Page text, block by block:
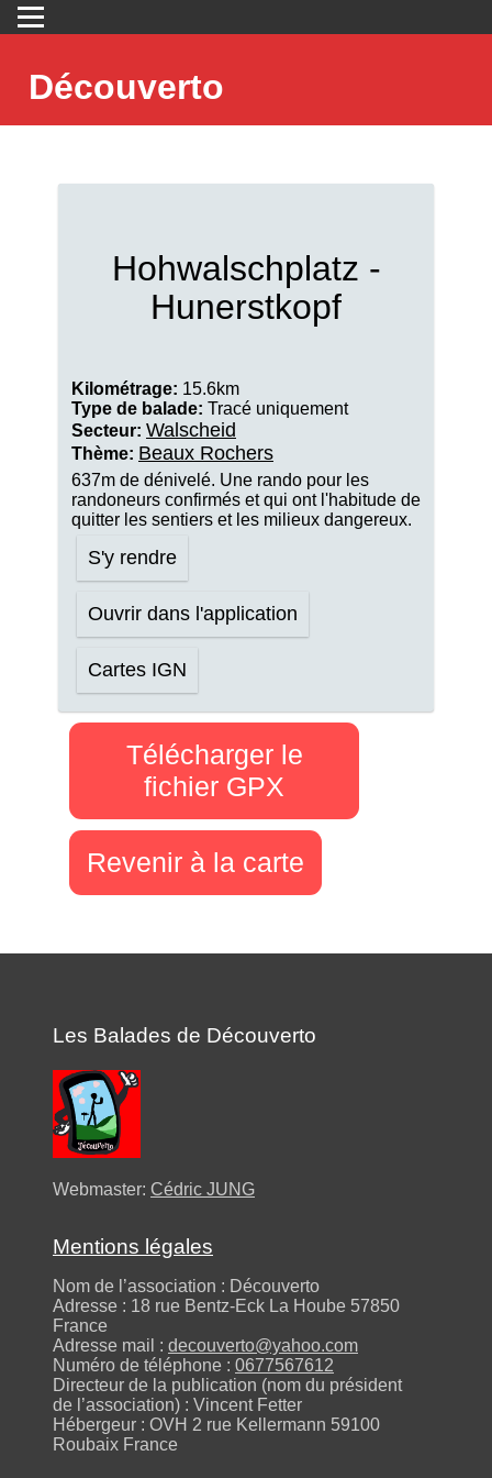
Découverto
Hohwalschplatz -
Hunerstkopf
Kilométrage: 15.6km
Type de balade: Tracé uniquement
Secteur: Walscheid
Thème: Beaux Rochers
637m de dénivelé. Une rando pour les
randoneurs confirmés et qui ont l'habitude de
quitter les sentiers et les milieux dangereux.
S'y rendre
Ouvrir dans l'application
Cartes IGN
Télécharger le
fichier GPX
Revenir à la carte
Les Balades de Découverto
Webmaster: Cédric JUNG
Mentions légales
Nom de l’association : Découverto
Adresse : 18 rue Bentz-Eck La Hoube 57850
France
Adresse mail : decouverto@yahoo.com
Numéro de téléphone : 0677567612
Directeur de la publication (nom du président
de l’association) : Vincent Fetter
Hébergeur : OVH 2 rue Kellermann 59100
Roubaix France